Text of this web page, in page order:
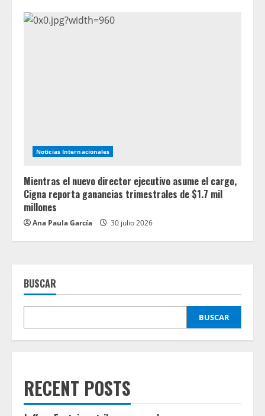
Noticias Internacionales
Mientras el nuevo director ejecutivo asume el cargo,
Cigna reporta ganancias trimestrales de $1.7 mil
millones
Ana Paula García 30 julio 2026
BUSCAR
BUSCAR
RECENT POSTS